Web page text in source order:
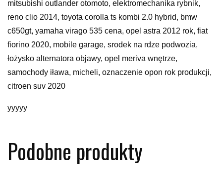
mitsubishi outlander otomoto, elektromechanika rybnik,
reno clio 2014, toyota corolla ts kombi 2.0 hybrid, bmw
c650gt, yamaha virago 535 cena, opel astra 2012 rok, fiat
fiorino 2020, mobile garage, srodek na rdze podwozia,
łożysko alternatora objawy, opel meriva wnętrze,
samochody iława, micheli, oznaczenie opon rok produkcji,
citroen suv 2020
yyyyy
Podobne produkty